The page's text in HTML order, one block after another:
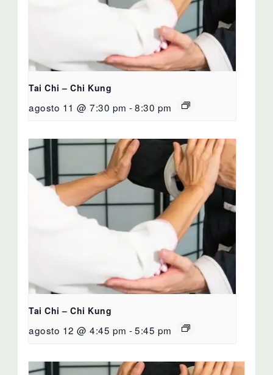
Tai Chi – Chi Kung
agosto 11 @ 7:30 pm -8:30 pm
Tai Chi – Chi Kung
agosto 12 @ 4:45 pm -5:45 pm